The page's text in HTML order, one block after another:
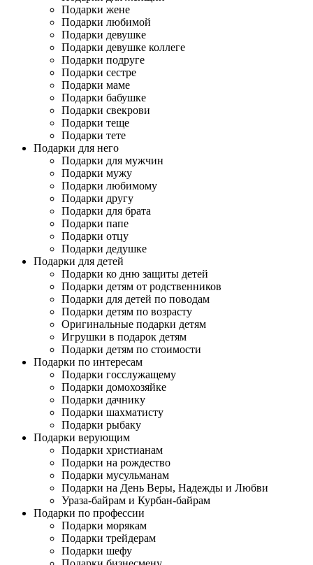
Подарки жене
Подарки любимой
Подарки девушке
Подарки девушке коллеге
Подарки подруге
Подарки сестре
Подарки маме
Подарки бабушке
Подарки свекрови
Подарки теще
Подарки тете
Подарки для него
Подарки для мужчин
Подарки мужу
Подарки любимому
Подарки другу
Подарки для брата
Подарки папе
Подарки отцу
Подарки дедушке
Подарки для детей
Подарки ко дню защиты детей
Подарки детям от родственников
Подарки для детей по поводам
Подарки детям по возрасту
Оригинальные подарки детям
Игрушки в подарок детям
Подарки детям по стоимости
Подарки по интересам
Подарки госслужащему
Подарки домохозяйке
Подарки дачнику
Подарки шахматисту
Подарки рыбаку
Подарки верующим
Подарки христианам
Подарки на рождество
Подарки мусульманам
Подарки на День Веры, Надежды и Любви
Ураза-байрам и Курбан-байрам
Подарки по профессии
Подарки морякам
Подарки трейдерам
Подарки шефу